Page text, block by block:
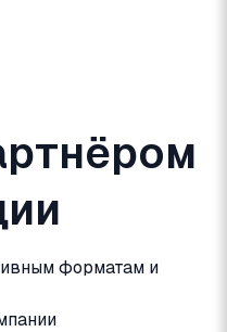
форматам и